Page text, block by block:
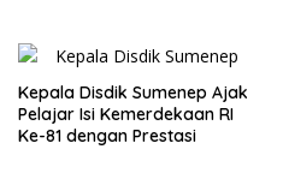
Kepala Disdik Sumenep Ajak
Pelajar Isi Kemerdekaan RI
Ke-81 dengan Prestasi